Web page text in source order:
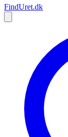
FindUret.dk